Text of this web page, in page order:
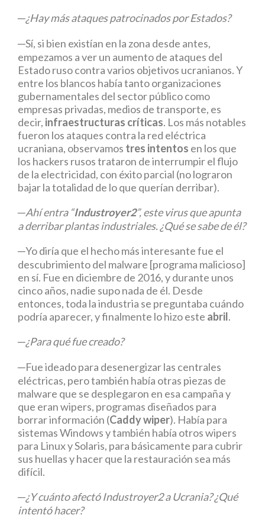
─¿Hay más ataques patrocinados por Estados?
─Sí, si bien existían en la zona desde antes,
empezamos a ver un aumento de ataques del
Estado ruso contra varios objetivos ucranianos. Y
entre los blancos había tanto organizaciones
gubernamentales del sector público como
empresas privadas, medios de transporte, es
decir, infraestructuras críticas. Los más notables
fueron los ataques contra la red eléctrica
ucraniana, observamos tres intentos en los que
los hackers rusos trataron de interrumpir el flujo
de la electricidad, con éxito parcial (no lograron
bajar la totalidad de lo que querían derribar).
─Ahí entra “Industroyer2”, este virus que apunta
a derribar plantas industriales. ¿Qué se sabe de él?
─Yo diría que el hecho más interesante fue el
descubrimiento del malware [programa malicioso]
en sí. Fue en diciembre de 2016, y durante unos
cinco años, nadie supo nada de él. Desde
entonces, toda la industria se preguntaba cuándo
podría aparecer, y finalmente lo hizo este abril.
─¿Para qué fue creado?
─Fue ideado para desenergizar las centrales
eléctricas, pero también había otras piezas de
malware que se desplegaron en esa campaña y
que eran wipers, programas diseñados para
borrar información (Caddy wiper). Había para
sistemas Windows y también había otros wipers
para Linux y Solaris, para básicamente para cubrir
sus huellas y hacer que la restauración sea más
difícil.
─¿Y cuánto afectó Industroyer2 a Ucrania? ¿Qué
intentó hacer?